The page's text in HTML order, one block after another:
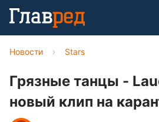
Новости › Stars
Грязные танцы -
новый клип на